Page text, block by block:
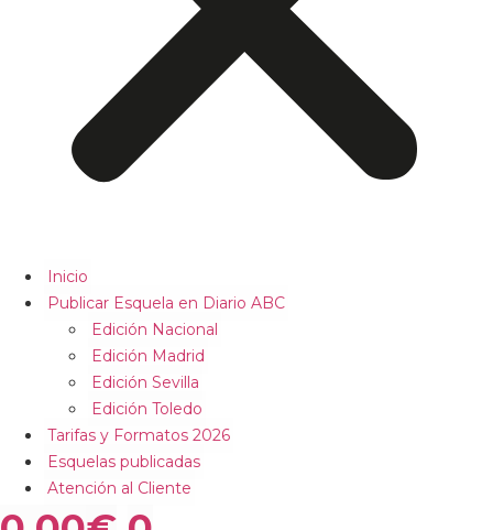
Inicio
Publicar Esquela en Diario ABC
Edición Nacional
Edición Madrid
Edición Sevilla
Edición Toledo
Tarifas y Formatos 2026
Esquelas publicadas
Atención al Cliente